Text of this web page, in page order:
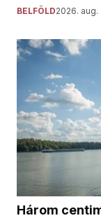
BELFÖLD2026. aug.
Három